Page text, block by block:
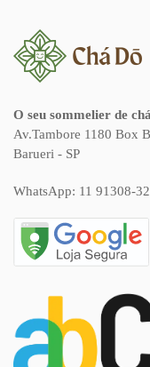
O seu sommelier de
Av.Tambore 1180 Box
Barueri - SP
WhatsApp: 11 91308-